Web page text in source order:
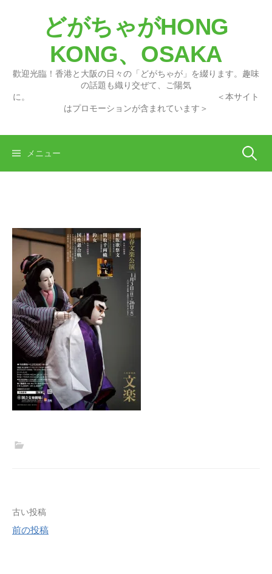
どがちゃがHONG
KONG、OSAKA
歡迎光臨！香港と大阪の日々の「どがちゃが」を綴ります。趣味
の話題も織り交ぜて、ご陽気
に。 ＜本サイト
はプロモーションが含まれています＞
メニュー 検
投
稿
古い投稿
前の投稿